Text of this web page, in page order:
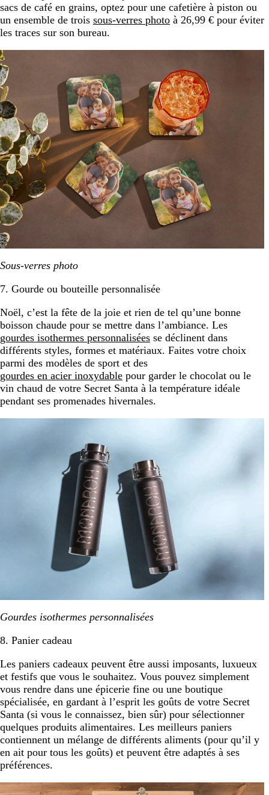
sacs de café en grains, optez pour une cafetière à piston ou
un ensemble de trois sous-verres photo à 26,99 € pour éviter
les traces sur son bureau.
Sous-verres photo
7. Gourde ou bouteille personnalisée
Noël, c’est la fête de la joie et rien de tel qu’une bonne
boisson chaude pour se mettre dans l’ambiance. Les
gourdes isothermes personnalisées se déclinent dans
différents styles, formes et matériaux. Faites votre choix
parmi des modèles de sport et des
gourdes en acier inoxydable pour garder le chocolat ou le
vin chaud de votre Secret Santa à la température idéale
pendant ses promenades hivernales.
Gourdes isothermes personnalisées
8. Panier cadeau
Les paniers cadeaux peuvent être aussi imposants, luxueux
et festifs que vous le souhaitez. Vous pouvez simplement
vous rendre dans une épicerie fine ou une boutique
spécialisée, en gardant à l’esprit les goûts de votre Secret
Santa (si vous le connaissez, bien sûr) pour sélectionner
quelques produits alimentaires. Les meilleurs paniers
contiennent un mélange de différents aliments (pour qu’il y
en ait pour tous les goûts) et peuvent être adaptés à ses
préférences.